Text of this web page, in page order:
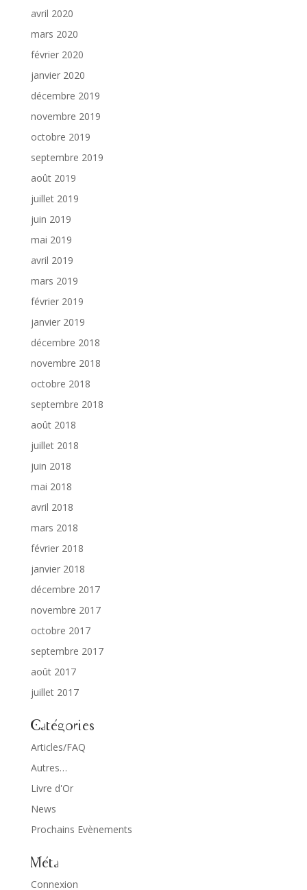
avril 2020
mars 2020
février 2020
janvier 2020
décembre 2019
novembre 2019
octobre 2019
septembre 2019
août 2019
juillet 2019
juin 2019
mai 2019
avril 2019
mars 2019
février 2019
janvier 2019
décembre 2018
novembre 2018
octobre 2018
septembre 2018
août 2018
juillet 2018
juin 2018
mai 2018
avril 2018
mars 2018
février 2018
janvier 2018
décembre 2017
novembre 2017
octobre 2017
septembre 2017
août 2017
juillet 2017
Catégories
Articles/FAQ
Autres…
Livre d'Or
News
Prochains Evènements
Méta
Connexion